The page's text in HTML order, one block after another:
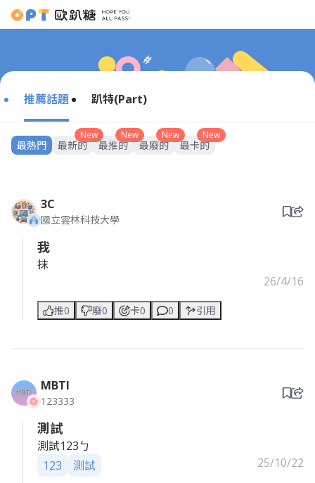
推薦話題 趴特(Part)
最熱門
New
最新的
New
最推的
New
最廢的
New
最卡的
3C
國立雲林科技大學
我
抹
26/4/16
推0 廢0 卡0 0 引用
MBTI
123333
測試
測試123ㄅ
123
測試 25/10/22